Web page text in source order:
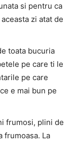
si pentru ca
zi atat de
toata bucuria
pe care ti le
pe care
e mai bun pe
frumosi, plini de
frumoasa. La